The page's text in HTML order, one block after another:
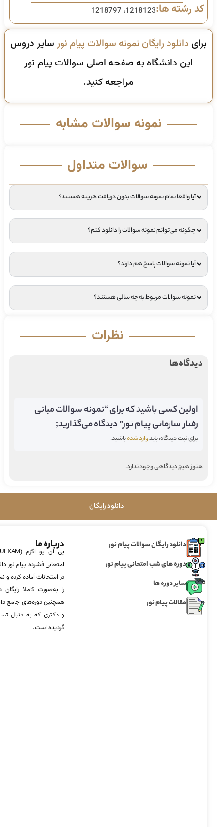
کد رشته ها:1218123، 1218797
برای دانلود رایگان نمونه سوالات پیام نورسایر دروس
این دانشگاه به صفحه اصلی سوالات پیام نور
مراجعه کنید.
نمونه سوالات مشابه
سوالات متداول
آیا واقعا تمام نمونه سوالات بدون دریافت هزینه هستند؟
چگونه می‌توانم نمونه سوالات را دانلود کنم؟
آیا نمونه سوالات پاسخ هم دارند؟
نمونه سوالات مربوط به چه سالی هستند؟
نظرات
دیدگاه‌ها
اولین کسی باشید که برای “نمونه سوالات مبانی
رفتار سازمانی پیام نور” دیدگاه می‌گذارید;
برای ثبت دیدگاه، بایدوارد شدهباشید.
هنوز هیچ دیدگاهی وجود ندارد.
دانلود رایگان
دانلود رایگان سوالات پیام نور
دوره های شب امتحانی پیام نور
سایر دوره ها
مقالات پیام نور
درباره ما
امتحانی فشرده پیام نور
در امتحانات آماده‌ کرده
را به‌صورت کاملا
همچنین دوره‌های جامع
و دکتری که به دنبال
گردیده است.